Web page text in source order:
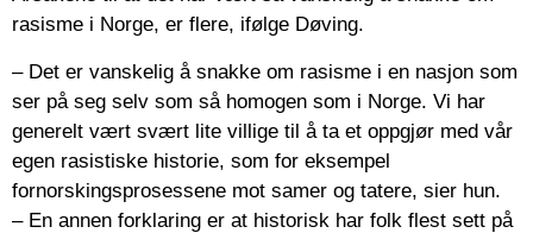
rasisme i Norge, er flere, ifølge Døving.
– Det er vanskelig å snakke om rasisme i en nasjon som
ser på seg selv som så homogen som i Norge. Vi har
generelt vært svært lite villige til å ta et oppgjør med vår
egen rasistiske historie, som for eksempel
fornorskingsprosessene mot samer og tatere, sier hun.
– En annen forklaring er at historisk har folk flest sett på